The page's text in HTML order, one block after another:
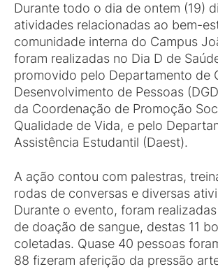
Durante todo o dia de ontem (19)
atividades relacionadas ao bem-
comunidade interna do Campus
foram realizadas no Dia D de
promovido pelo Departamento de
Desenvolvimento de Pessoas
da Coordenação de Promoção
Qualidade de Vida, e pelo
Assistência Estudantil (Daest).
A ação contou com palestras,
rodas de conversas e diversas
Durante o evento, foram
de doação de sangue, destas 11
coletadas. Quase 40 pessoas
88 fizeram aferição da pressão